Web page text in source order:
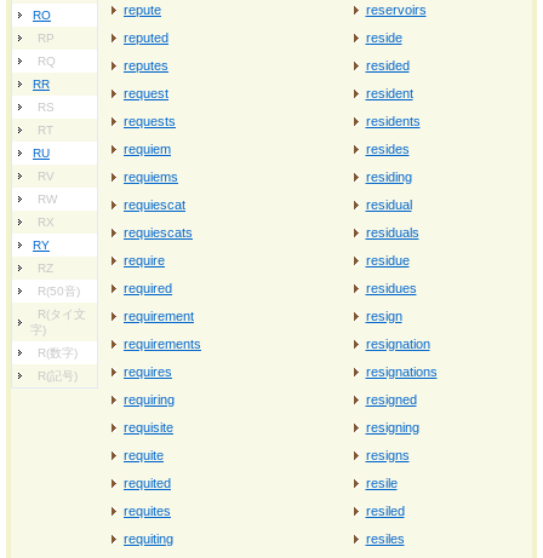
RO
RP
RQ
RR
RS
RT
RU
RV
RW
RX
RY
RZ
R(50音)
R(タイ文
字)
R(数字)
R(記号)
repute
reputed
reputes
request
requests
requiem
requiems
requiescat
requiescats
require
required
requirement
requirements
requires
requiring
requisite
requite
requited
requites
requiting
reservoirs
reside
resided
resident
residents
resides
residing
residual
residuals
residue
residues
resign
resignation
resignations
resigned
resigning
resigns
resile
resiled
resiles